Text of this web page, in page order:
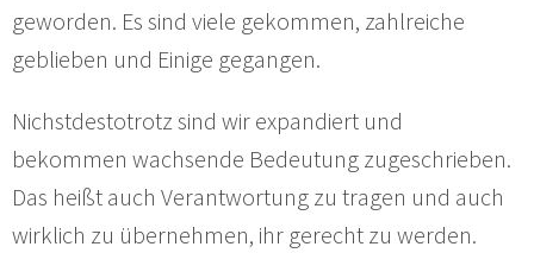
geworden. Es sind viele gekommen, zahlreiche
geblieben und Einige gegangen.
Nichstdestotrotz sind wir expandiert und
bekommen wachsende Bedeutung zugeschrieben.
Das heißt auch Verantwortung zu tragen und auch
wirklich zu übernehmen, ihr gerecht zu werden.